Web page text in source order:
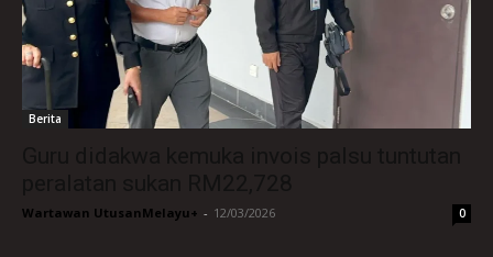
Berita
Wartawan UtusanMelayu+ - 12/03/2026 0